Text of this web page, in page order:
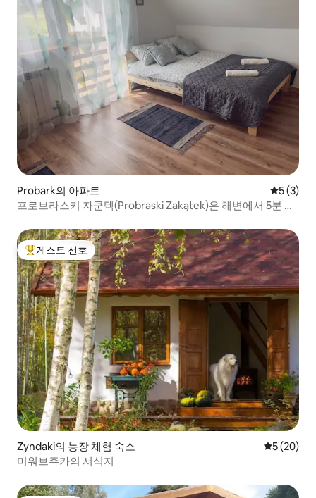
Probark의 아파트 평점 5점
5 (3)
프로브라스키 자쿤텍(Probraski Zakątek)은 해변에서 5분 거
상위 게스트 선호
게스트 선호
Zyndaki의 농장 체험 숙소 평점 5점(5
5 (20)
미워브주카의 서식지